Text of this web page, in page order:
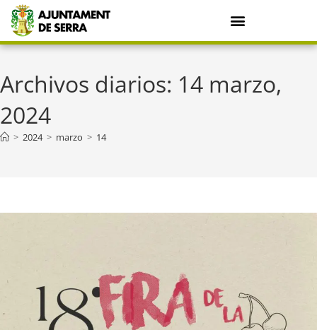
Archivos diarios: 14 marzo,
2024
> 2024 > marzo > 14